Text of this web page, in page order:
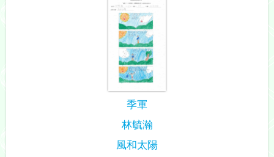
季軍
林毓瀚
風和太陽